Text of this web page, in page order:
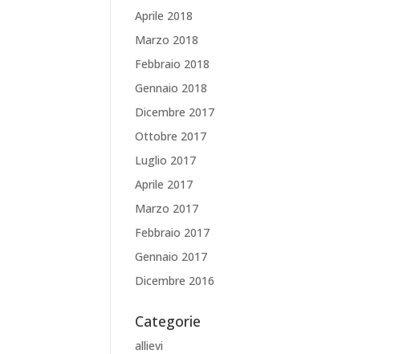
Aprile 2018
Marzo 2018
Febbraio 2018
Gennaio 2018
Dicembre 2017
Ottobre 2017
Luglio 2017
Aprile 2017
Marzo 2017
Febbraio 2017
Gennaio 2017
Dicembre 2016
Categorie
allievi